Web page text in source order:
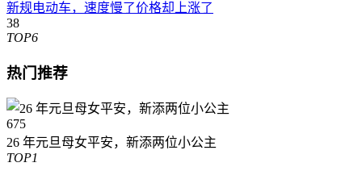
新规电动车，速度慢了价格却上涨了
38
TOP6
热门推荐
675
26 年元旦母女平安，新添两位小公主
TOP1